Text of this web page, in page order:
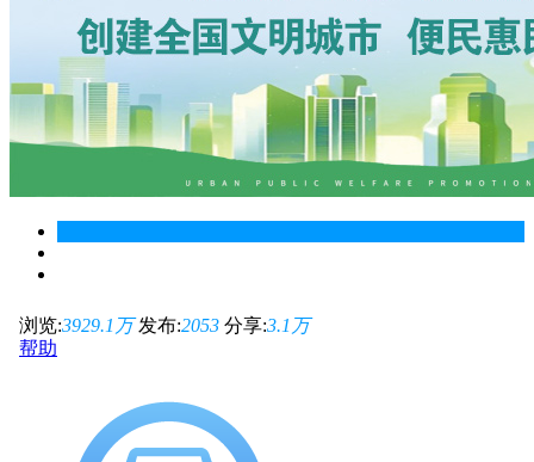
浏览:3929.1 万 发布:2053 分享:3.1 万
帮助